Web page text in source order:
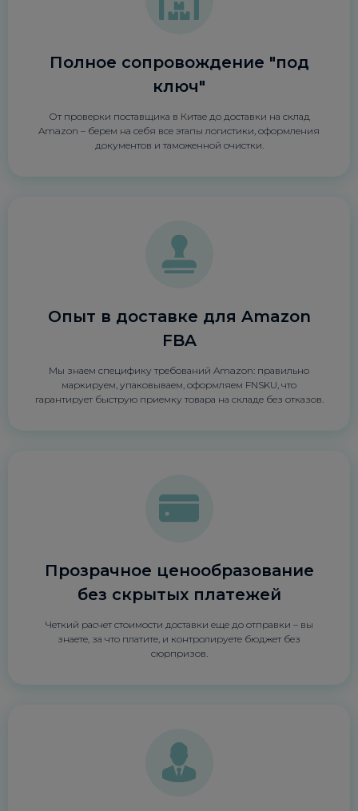
Полное сопровождение "под
ключ"
От проверки поставщика в Китае до доставки на склад
Amazon – берем на себя все этапы логистики, оформления
документов и таможенной очистки.
Опыт в доставке для Amazon
FBA
Мы знаем специфику требований Amazon: правильно
маркируем, упаковываем, оформляем FNSKU, что
гарантирует быструю приемку товара на складе без отказов.
Прозрачное ценообразование
без скрытых платежей
Четкий расчет стоимости доставки еще до отправки – вы
знаете, за что платите, и контролируете бюджет без
сюрпризов.